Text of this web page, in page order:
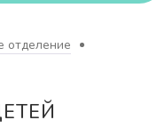
отделение